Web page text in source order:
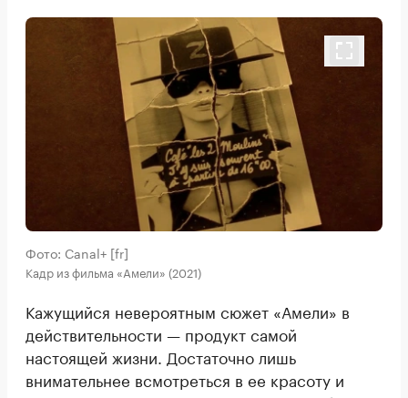
Фото: Canal+ [fr]
Кадр из фильма «Амели» (2021)
Кажущийся невероятным сюжет «Амели» в
действительности — продукт самой
настоящей жизни. Достаточно лишь
внимательнее всмотреться в ее красоту и